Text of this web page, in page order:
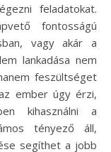
feladatokat.
fontosságú
vagy akár a
lankadása nem
feszültséget
ember úgy érzi,
kihasználni a
tényező áll,
segíthet a jobb